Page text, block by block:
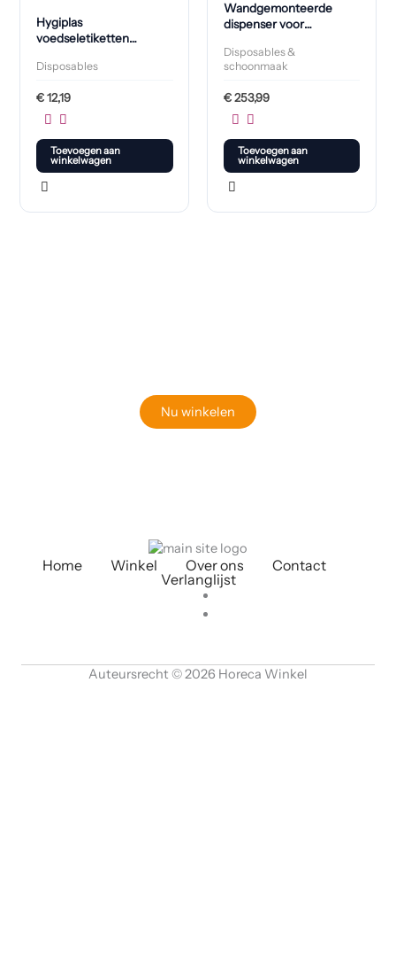
Hygiplas
voedseletiketten
stuks)
Disposables
€12,19
Toevoegen aan
winkelwagen
Wandgemonteerde
dispenser voor
Disposables &
schoonmaak
€253,99
Toevoegen aan
winkelwagen
Nu winkelen
Home Winkel Over ons
Contact
Verlanglijst
Auteursrecht © 2026 Horeca Winkel